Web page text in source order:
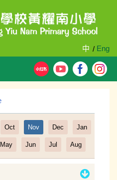
中 / Eng
Filter
Oct Nov Dec Jan
May Jun Jul Aug